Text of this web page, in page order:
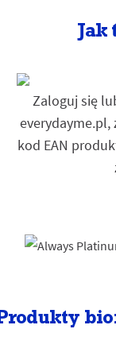
Jak
Zaloguj się
kod EAN